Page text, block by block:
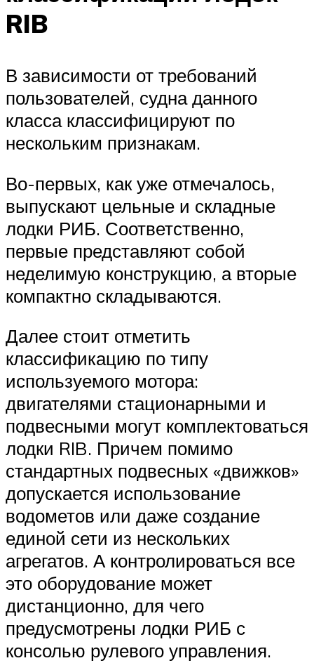
RIB
В зависимости от требований
пользователей, судна данного
класса классифицируют по
нескольким признакам.
Во-первых, как уже отмечалось,
выпускают цельные и складные
лодки РИБ. Соответственно,
первые представляют собой
неделимую конструкцию, а вторые
компактно складываются.
Далее стоит отметить
классификацию по типу
используемого мотора:
двигателями стационарными и
подвесными могут комплектоваться
лодки RIB. Причем помимо
стандартных подвесных «движков»
допускается использование
водометов или даже создание
единой сети из нескольких
агрегатов. А контролироваться все
это оборудование может
дистанционно, для чего
предусмотрены лодки РИБ с
консолью рулевого управления.